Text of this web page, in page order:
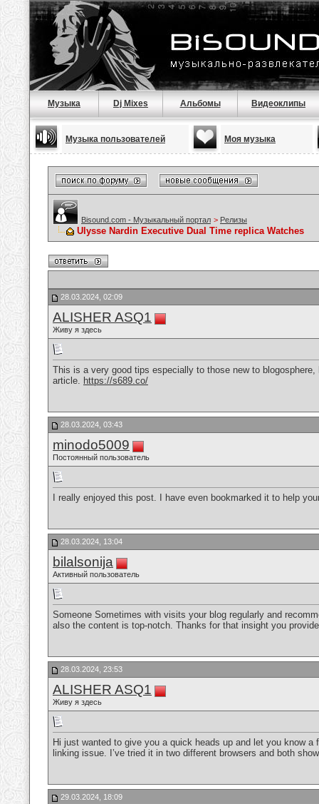
Музыка Dj Mixes Альбомы Видеоклипы
Музыка пользователей Моя музыка
Bisound.com - Музыкальный портал > Релизы
Ulysse Nardin Executive Dual Time replica Watches
28.03.2024, 02:09
ALISHER ASQ1
Живу я здесь
This is a very good tips especially to those new to
article. https://s689.co/
28.03.2024, 03:43
minodo5009
Постоянный пользователь
I really enjoyed this post. I have even bookmarked it to help
28.03.2024, 13:04
bilalsonija
Активный пользователь
Someone Sometimes with visits your blog regularly and
also the content is top-notch. Thanks for that insight you
28.03.2024, 23:53
ALISHER ASQ1
Живу я здесь
Hi just wanted to give you a quick heads up and let you know
linking issue. I’ve tried it in two different browsers and both
29.03.2024, 18:09